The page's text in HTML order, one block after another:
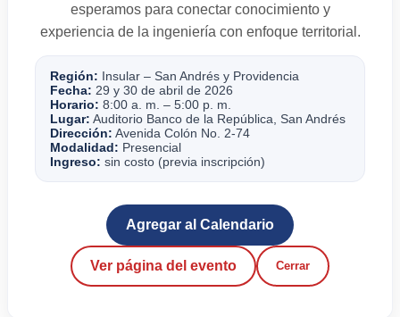
esperamos para conectar conocimiento y
experiencia de la ingeniería con enfoque territorial.
Región: Insular – San Andrés y Providencia
Fecha: 29 y 30 de abril de 2026
Horario: 8:00 a. m. – 5:00 p. m.
Lugar: Auditorio Banco de la República, San Andrés
Dirección: Avenida Colón No. 2-74
Modalidad: Presencial
Ingreso: sin costo (previa inscripción)
Agregar al Calendario
Ver página del evento Cerrar